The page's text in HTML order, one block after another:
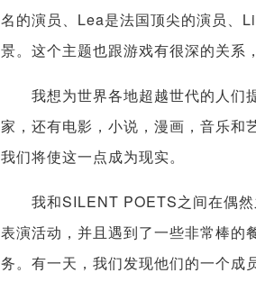
名的演员、Lea是法国顶尖的演员、
景。这个主题也跟游戏有很深的关系
我想为世界各地超越世代的人们
家，还有电影，小说，漫画，音乐和
我们将使这一点成为现实。
我和SILENT POETS之间在偶然
表演活动，并且遇到了一些非常棒的
务。有一天，我们发现他们的一个成